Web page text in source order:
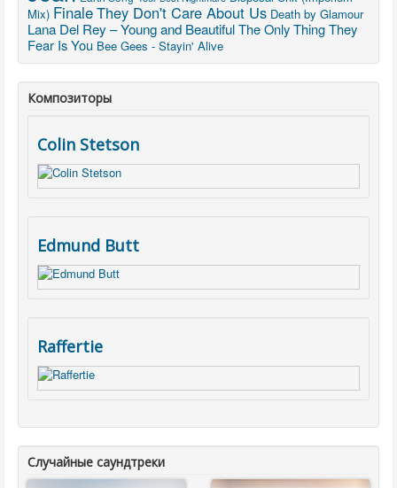
Mix) FinaleThey Don't Care About Us Death by Glamour
Lana Del Rey – Young and BeautifulThe Only Thing They
Fear Is You Bee Gees - Stayin' Alive
Композиторы
Colin Stetson
Edmund Butt
Raffertie
Случайные саундтреки